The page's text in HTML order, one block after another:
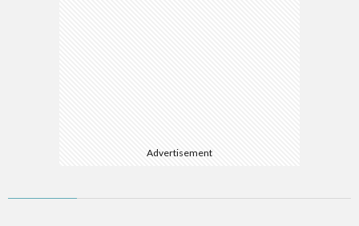
Advertisement